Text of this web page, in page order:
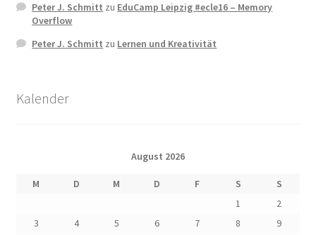
Peter J. Schmitt zu EduCamp Leipzig #ecle16 – Memory
Overflow
Peter J. Schmitt zu Lernen und Kreativität
Kalender
August 2026
M D M D F S
S
1
2
3
4 5 6 7 8
9